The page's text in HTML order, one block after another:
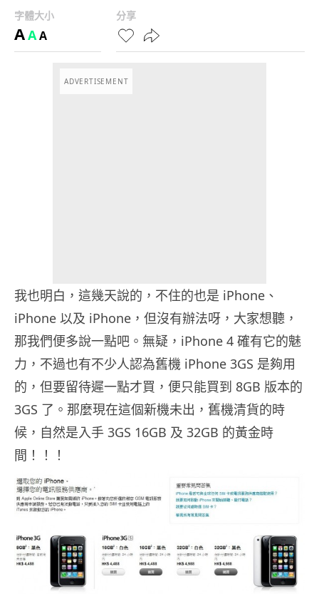
字體大小
AAA
分享
ADVERTISEMENT
我也明白，這幾天說的，不住的也是 iPhone、
iPhone 以及 iPhone，但沒有辦法呀，大家想聽，
那我們便多說一點吧。無疑，iPhone 4 確有它的魅
力，不過也有不少人認為舊機 iPhone 3GS 是夠用
的，但要留待遲一點才買，便只能買到 8GB 版本的
3GS 了。那麼現在這個新機未出，舊機清貨的時
候，自然是入手 3GS 16GB 及 32GB 的黃金時
間！！！